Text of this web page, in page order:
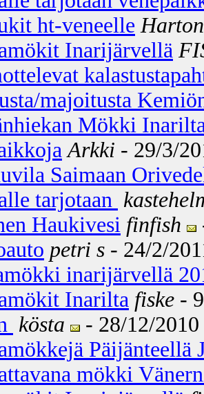
ht-veneelle
Inarijärvellä
majoitusta
Mökki
Arkki - 29/3/
Saimaan
tarjotaan
Haukivesi finfish
petri s - 24/2/
inarijärvellä
Inarilta fiske -
kösta
- 28/12/
Päijänteellä
mökki